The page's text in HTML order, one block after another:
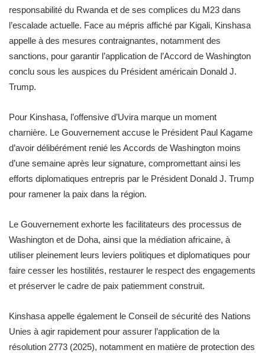
responsabilité du Rwanda et de ses complices du M23 dans
l’escalade actuelle. Face au mépris affiché par Kigali, Kinshasa
appelle à des mesures contraignantes, notamment des
sanctions, pour garantir l’application de l’Accord de Washington
conclu sous les auspices du Président américain Donald J.
Trump.
Pour Kinshasa, l’offensive d’Uvira marque un moment
charnière. Le Gouvernement accuse le Président Paul Kagame
d’avoir délibérément renié les Accords de Washington moins
d’une semaine après leur signature, compromettant ainsi les
efforts diplomatiques entrepris par le Président Donald J. Trump
pour ramener la paix dans la région.
Le Gouvernement exhorte les facilitateurs des processus de
Washington et de Doha, ainsi que la médiation africaine, à
utiliser pleinement leurs leviers politiques et diplomatiques pour
faire cesser les hostilités, restaurer le respect des engagements
et préserver le cadre de paix patiemment construit.
Kinshasa appelle également le Conseil de sécurité des Nations
Unies à agir rapidement pour assurer l’application de la
résolution 2773 (2025), notamment en matière de protection des